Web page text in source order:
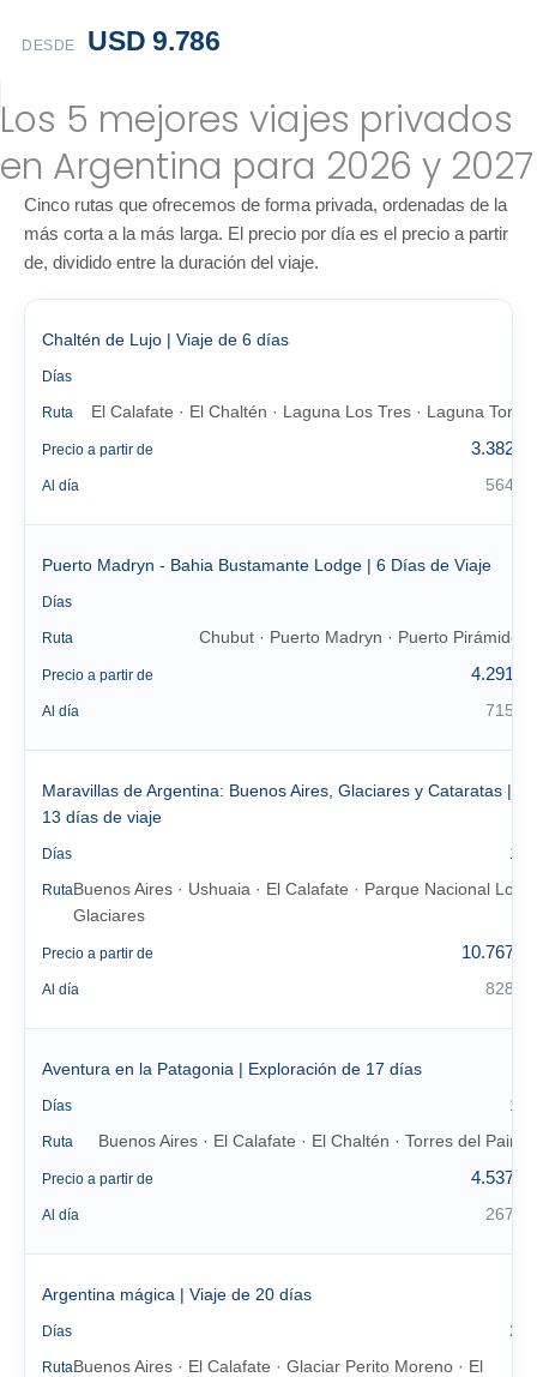
DESDE USD 9.786
Los 5 mejores viajes privados
en Argentina para 2026 y 2027
Cinco rutas que ofrecemos de forma privada, ordenadas de la
más corta a la más larga. El precio por día es el precio a partir
de, dividido entre la duración del viaje.
Chaltén de Lujo | Viaje de 6 días
Días
Ruta El Calafate · El Chaltén · Laguna Los Tres · Laguna Torre
Precio a partir de 3.382 €
Al día 564 €
Puerto Madryn - Bahia Bustamante Lodge | 6 Días de Viaje
Días
Ruta Chubut · Puerto Madryn · Puerto Pirámides
Precio a partir de 4.291 €
Al día 715 €
Maravillas de Argentina: Buenos Aires, Glaciares y Cataratas |
13 días de viaje
Días 13
RutaBuenos Aires · Ushuaia · El Calafate · Parque Nacional Los
Glaciares
Precio a partir de 10.767 €
Al día 828 €
Aventura en la Patagonia | Exploración de 17 días
Días 17
Ruta Buenos Aires · El Calafate · El Chaltén · Torres del Paine
Precio a partir de 4.537 €
Al día 267 €
Argentina mágica | Viaje de 20 días
Días 20
RutaBuenos Aires · El Calafate · Glaciar Perito Moreno · El